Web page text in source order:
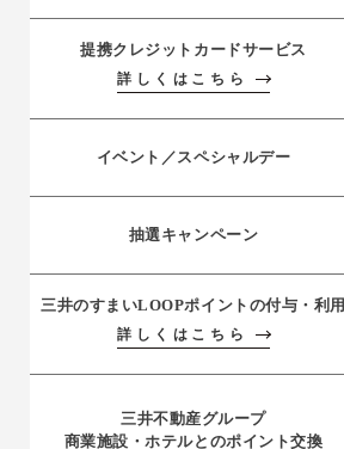
提携クレジットカードサービス
詳しくはこちら
イベント／スペシャルデー
抽選キャンペーン
三井のすまいLOOPポイントの付与・利用
詳しくはこちら
三井不動産グループ
商業施設・ホテルとのポイント交換